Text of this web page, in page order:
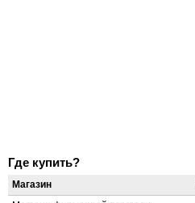
Где купить?
Магазин